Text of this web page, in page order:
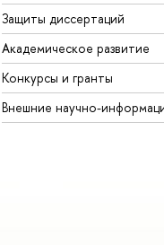
Защиты диссертаций
Академическое развитие
Конкурсы и гранты
Внешние научно-